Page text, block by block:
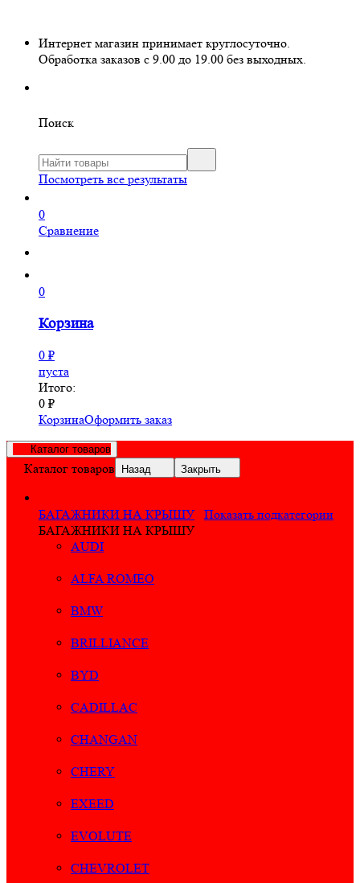
Интернет магазин принимает круглосуточно.
Обработка заказов с 9.00 до 19.00 без выходных.
Поиск
Посмотреть все результаты
0
Сравнение
0
Корзина
0 ₽
пуста
Итого:
0 ₽
КорзинаОформить заказ
Каталог товаров
Каталог товаров Назад Закрыть
БАГАЖНИКИ НА КРЫШУ
Показать подкатегории
БАГАЖНИКИ НА КРЫШУ
AUDI
ALFA ROMEO
BMW
BRILLIANCE
BYD
CADILLAC
CHANGAN
CHERY
EXEED
EVOLUTE
CHEVROLET